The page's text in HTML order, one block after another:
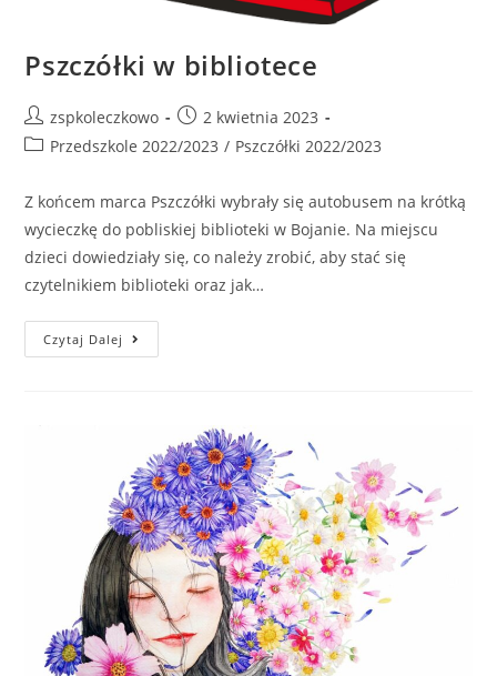
Pszczółki w bibliotece
zspkoleczkowo
2 kwietnia 2023
Przedszkole 2022/2023 / Pszczółki 2022/2023
Z końcem marca Pszczółki wybrały się autobusem na krótką
wycieczkę do pobliskiej biblioteki w Bojanie. Na miejscu
dzieci dowiedziały się, co należy zrobić, aby stać się
czytelnikiem biblioteki oraz jak…
Czytaj Dalej